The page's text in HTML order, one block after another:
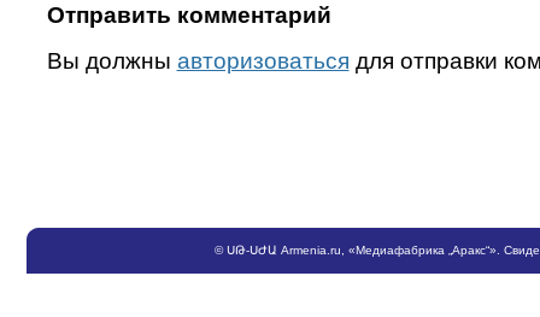
Отправить комментарий
Вы должны авторизоваться для отправки
©ՍԹ-ՍԺԱ Armenia.ru , «Медиафабрика „Аракс“».